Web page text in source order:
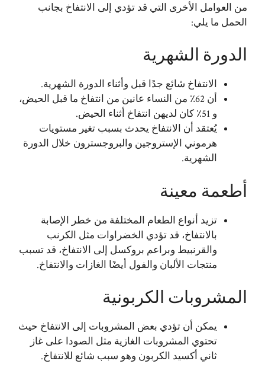
من العوامل الأخرى التي قد تؤدي إلى الانتفاخ بجانب
الحمل ما يلي:
الدورة الشهرية
الانتفاخ شائع جدًا قبل وأثناء الدورة الشهرية.
أن 62٪ من النساء عانين من انتفاخ ما قبل الحيض،
و 51٪ كان لديهن انتفاخ أثناء الحيض.
يُعتقد أن الانتفاخ يحدث بسبب تغير مستويات
هرموني الإستروجين والبروجسترون خلال الدورة
الشهرية.
أطعمة معينة
تزيد أنواع الطعام المختلفة من خطر الإصابة
بالانتفاخ، قد تؤدي الخضراوات مثل الكرنب
والقرنبيط وبراعم بروكسل إلى الانتفاخ، قد تسبب
منتجات الألبان والفول أيضًا الغازات والانتفاخ.
المشروبات الكربونية
يمكن أن تؤدي بعض المشروبات إلى الانتفاخ حيث
تحتوي المشروبات الغازية مثل الصودا على غاز
ثاني أكسيد الكربون وهو سبب شائع للانتفاخ.